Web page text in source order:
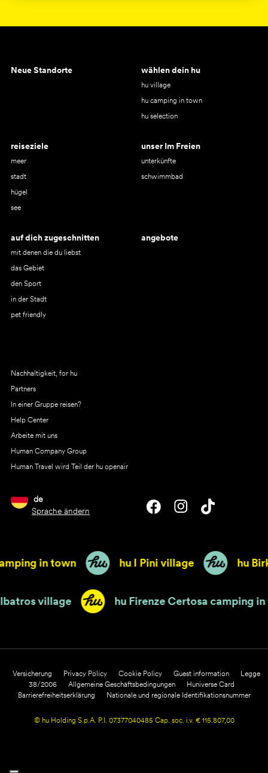
Neue Standorte wählen dein hu
hu village
hu camping in town
hu selection
reiseziele
meer
stadt
hügel
see
unser Im Freien
unterkünfte
schwimmbad
auf dich zugeschnitten
mit denen die du liebst
das Gebiet
den Sport
in der Stadt
pet friendly
angebote
de
Sprache ändern
Nachhaltigkeit, for hu
Partners
In einer Gruppe reisen?
Help Center
Arbeite mit uns
Human Company Group
Human Travel wird Teil der hu openair
in town hu I Pini village hu
Albatros village hu Firenze Certosa
Versicherung Privacy Policy Cookie Policy Guest information
Legge
38/2006
Allgemeine Geschäftsbedingungen
Huniverse Card
Barrierefreiheitserklärung
Nationale und regionale Identifikationsnummer
© hu Holding S.p.A. P.I. 07377040485 Cap. soc. i.v. € 115.807,00